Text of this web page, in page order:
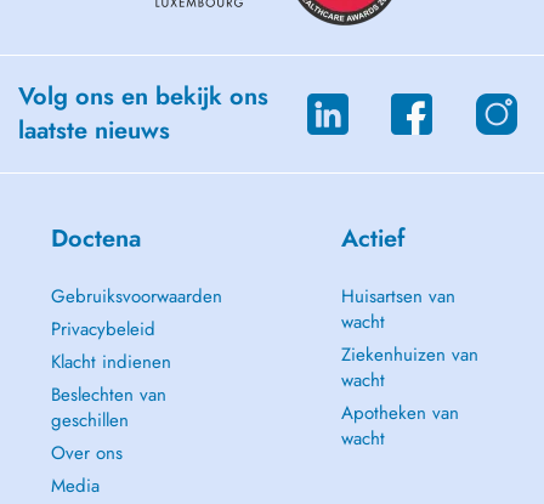
Volg ons en bekijk ons
laatste nieuws
Doctena
Gebruiksvoorwaarden
Privacybeleid
Klacht indienen
Beslechten van
geschillen
Over ons
Media
Actief
Huisartsen van
wacht
Ziekenhuizen van
wacht
Apotheken van
wacht